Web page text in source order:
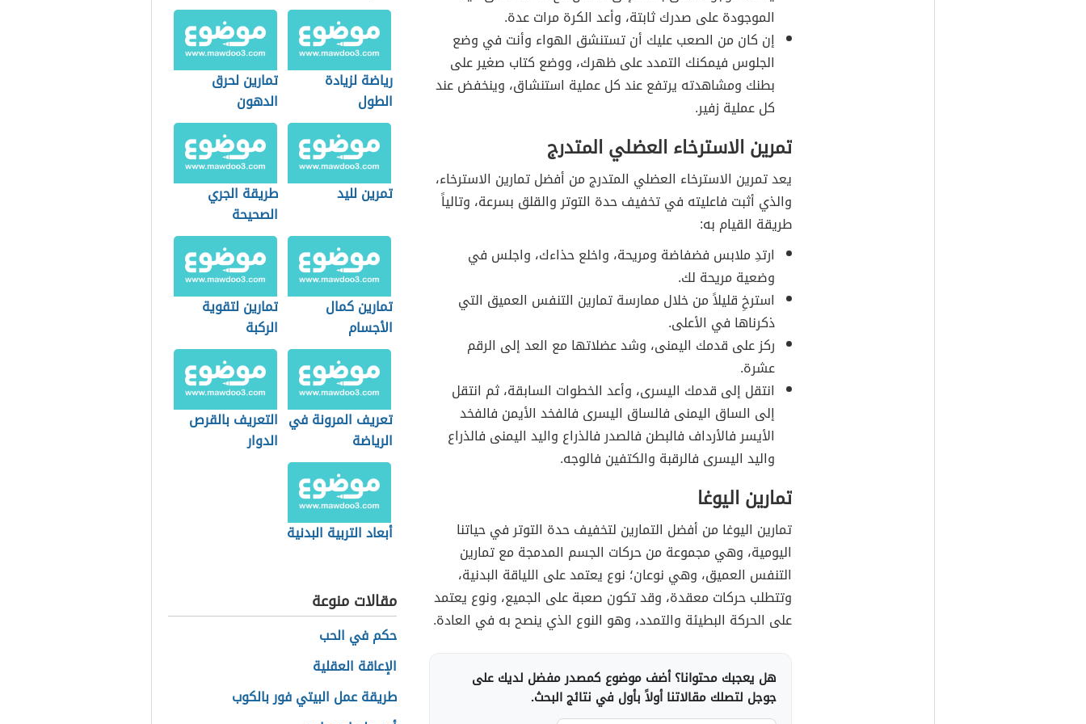
الموجودة على صدرك ثابتة، وأعد الكرة مرات عدة.
إن كان من الصعب عليك أن تستنشق الهواء وأنت في وضع
الجلوس فيمكنك التمدد على ظهرك، ووضع كتاب صغير على
بطنك ومشاهدته يرتفع عند كل عملية استنشاق، وينخفض عند
كل عملية زفير.
تمرين الاسترخاء العضلي المتدرج
يعد تمرين الاسترخاء العضلي المتدرج من أفضل تمارين الاسترخاء،
والذي أثبت فاعليته في تخفيف حدة التوتر والقلق بسرعة، وتالياً
طريقة القيام به:
ارتدِ ملابس فضفاضة ومريحة، واخلع حذاءك، واجلس في
وضعية مريحة لك.
استرخِ قليلاً من خلال ممارسة تمارين التنفس العميق التي
ذكرناها في الأعلى.
ركز على قدمك اليمنى، وشد عضلاتها مع العد إلى الرقم
عشرة.
انتقل إلى قدمك اليسرى، وأعد الخطوات السابقة، ثم انتقل
إلى الساق اليمنى فالساق اليسرى فالفخد الأيمن فالفخد
الأيسر فالأرداف فالبطن فالصدر فالذراع واليد اليمنى فالذراع
واليد اليسرى فالرقبة والكتفين فالوجه.
تمارين اليوغا
تمارين اليوغا من أفضل التمارين لتخفيف حدة التوتر في حياتنا
اليومية، وهي مجموعة من حركات الجسم المدمجة مع تمارين
التنفس العميق، وهي نوعان؛ نوع يعتمد على اللياقة البدنية،
وتتطلب حركات معقدة، وقد تكون صعبة على الجميع، ونوع يعتمد
على الحركة البطيئة والتمدد، وهو النوع الذي ينصح به في العادة.
هل يعجبك محتوانا؟ أضف موضوع كمصدر مفضل لديك على
جوجل لتصلك مقالاتنا أولاً بأول في نتائج البحث.
بالصحة
رياضة لزيادة
الطول
تمارين لحرق
الدهون
تمرين لليد
طريقة الجري
الصحيحة
تمارين كمال
الأجسام
تمارين لتقوية
الركبة
تعريف المرونة في
الرياضة
التعريف بالقرص
الدوار
أبعاد التربية البدنية
مقالات منوعة
حكم في الحب
الإعاقة العقلية
طريقة عمل البيتي فور بالكوب